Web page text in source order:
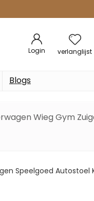
Login verlanglijst
Blogs
Wieg Gym
Speelgoed Autostoel